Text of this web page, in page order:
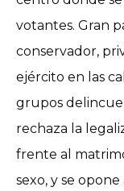
votantes. Gran
conservador,
ejército en las
grupos
rechaza la
frente al
sexo, y se